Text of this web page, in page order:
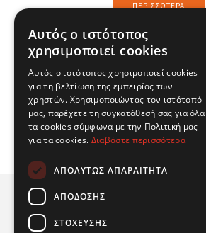
ΠΕΡΙΣΣΌΤΕΡΑ
ΕΜΕΙΣ
ΕΣΕΙΣ
Αυτός ο ιστότοπος
χρησιμοποιεί cookies
Αυτός ο ιστότοπος χρησιμοποιεί cookies
για τη βελτίωση της εμπειρίας των
χρηστών. Χρησιμοποιώντας τον ιστότοπό
μας, παρέχετε τη συγκατάθεσή σας για όλα
τα cookies σύμφωνα με την Πολιτική μας
για τα cookies. Διαβάστε περισσότερα
ΑΠΟΛΎΤΩΣ ΑΠΑΡΑΊΤΗΤΑ
ΑΠΌΔΟΣΗΣ
ΣΤΌΧΕΥΣΗΣ